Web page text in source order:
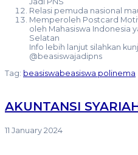
Relasi pemuda nasional
Memperoleh Postcard
oleh Mahasiswa Indonesia
Selatan
Info lebih lanjut silahkan
@beasiswajadipns
Tag: beasiswa beasiswa polinema
AKUNTANSI
11 January 2024